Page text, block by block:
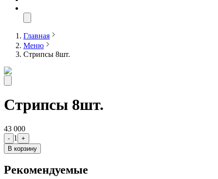
Главная
Меню
Стрипсы 8шт.
Стрипсы 8шт.
43 000
- 1
+
В корзину
Рекомендуемые